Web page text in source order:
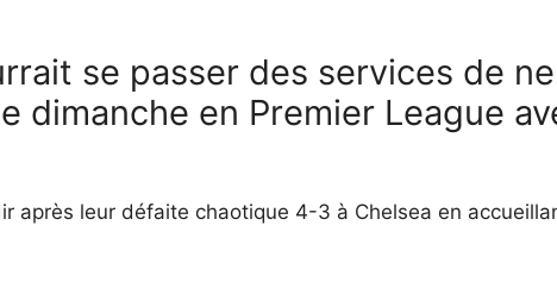
se passer des services de
dimanche en Premier League
après leur défaite chaotique 4-3 à Chelsea en